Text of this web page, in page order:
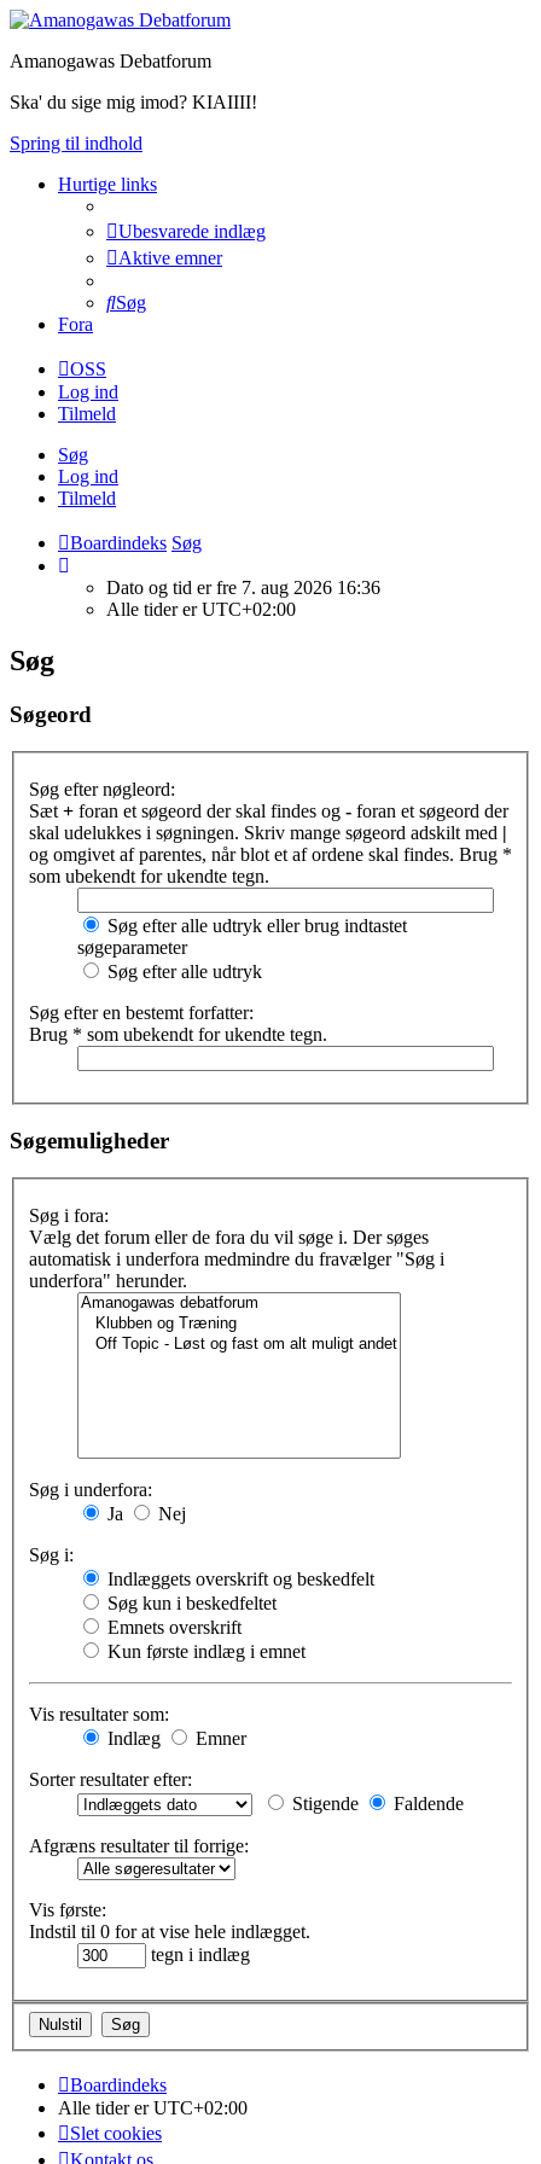
Amanogawas Debatforum
Ska' du sige mig imod? KIAIIII!
Spring til indhold
Hurtige links
Ubesvarede indlæg
Aktive emner
Søg
Fora
OSS
Log ind
Tilmeld
Søg
Log ind
Tilmeld
Boardindeks Søg
Dato og tid er fre 7. aug 2026 16:36
Alle tider erUTC+02:00
Søg
Søgeord
Søg efter nøgleord:
Sæt + foran et søgeord der skal findes og - foran et søgeord der
skal udelukkes i søgningen. Skriv mange søgeord adskilt med |
og omgivet af parentes, når blot et af ordene skal findes. Brug *
som ubekendt for ukendte tegn.
Søg efter alle udtryk eller brug indtastet
søgeparameter
Søg efter alle udtryk
Søg efter en bestemt forfatter:
Brug * som ubekendt for ukendte tegn.
Søgemuligheder
Søg i fora:
Vælg det forum eller de fora du vil søge i. Der søges
automatisk i underfora medmindre du fravælger "Søg i
underfora" herunder.
Søg i underfora:
Ja
Nej
Søg i:
Indlæggets overskrift og beskedfelt
Søg kun i beskedfeltet
Emnets overskrift
Kun første indlæg i emnet
Vis resultater som:
Indlæg
Emner
Sorter resultater efter:
Stigende
Faldende
Afgræns resultater til forrige:
Vis første:
Indstil til 0 for at vise hele indlægget.
tegn i indlæg
Boardindeks
Alle tider erUTC+02:00
Slet cookies
Kontakt os